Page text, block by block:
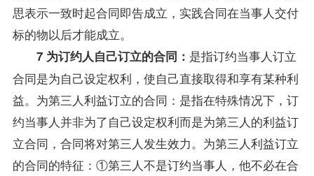
思表示一致时起合同即告成立，实践合同在当事人交付
标的物以后才能成立。
7 为订约人自己订立的合同： 是指订约当事人订立
合同是为自己设定权利，使自己直接取得和享有某种利
益。为第三人利益订立的合同：是指在特殊情况下，订
约当事人并非为了自己设定权利而是为第三人的利益订
立合同，合同将对第三人发生效力。为第三人利益订立
的合同的特征：①第三人不是订约当事人，他不必在合